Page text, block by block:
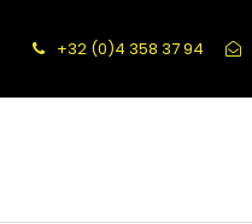
+32 (0)4 358 37 94